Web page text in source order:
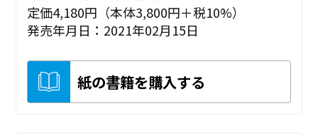
定価4,180円（本体3,800円＋税10%）
発売年月日：2021年02月15日
紙の書籍を購入する